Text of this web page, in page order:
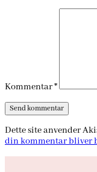
Kommentar*
Dette site anvender
din kommentar bliver